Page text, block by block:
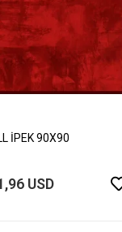
İPEK 90X90
USD